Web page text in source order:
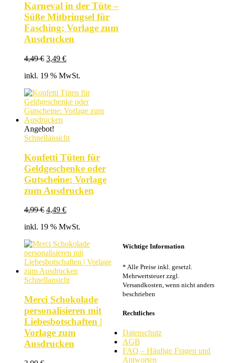
Karneval in der Tüte –
Süße Mitbringsel für
Fasching: Vorlage zum
Ausdrucken
4,49€ Ursprünglicher
war:
3,49 €Aktueller
ist:
inkl. 19 % MwSt.
Angebot!
Schnellansicht
Konfetti Tüten für
Geldgeschenke oder
Gutscheine: Vorlage
zum Ausdrucken
4,99€ Ursprünglicher
war:
4,49 €Aktueller
ist:
inkl. 19 % MwSt.
Schnellansicht
Merci Schokolade
personalisieren mit
Liebesbotschaften |
Vorlage zum
Ausdrucken
Wichtige Information
* Alle Preise inkl. gesetzl.
Mehrwertsteuer zzgl.
Versandkosten, wenn nicht anders
beschrieben
Rechtliches
Datenschutz
AGB
FAQ – Häufige Fragen und
Antworten